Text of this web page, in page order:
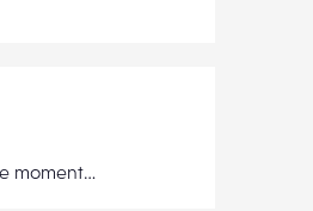
moment…